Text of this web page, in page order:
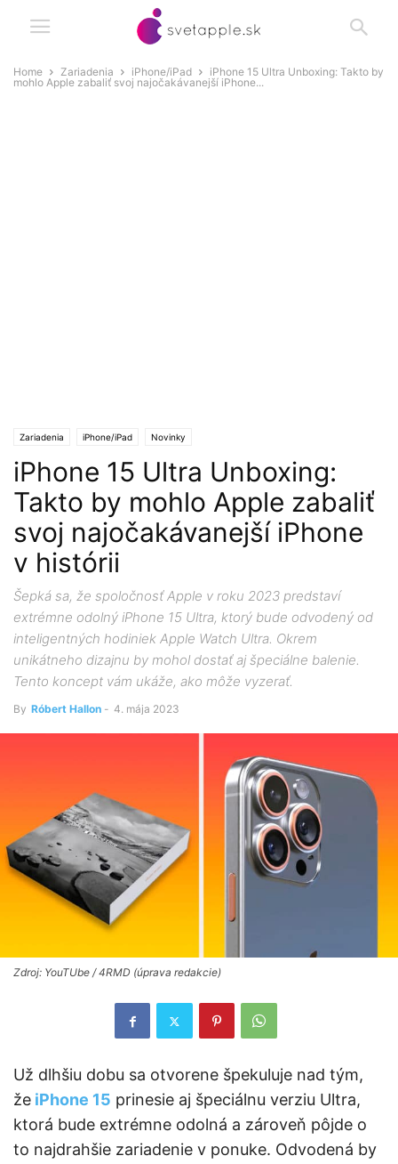
Home Zariadenia iPhone/iPad
iPhone 15 Ultra Unboxing: Takto by
mohlo Apple zabaliť svoj najočakávanejší iPhone...
Zariadenia iPhone/iPad Novinky
iPhone 15 Ultra Unboxing:
Takto by mohlo Apple zabaliť
svoj najočakávanejší iPhone
v histórii
Šepká sa, že spoločnosť Apple v roku 2023 predstaví
extrémne odolný iPhone 15 Ultra, ktorý bude odvodený od
inteligentných hodiniek Apple Watch Ultra. Okrem
unikátneho dizajnu by mohol dostať aj špeciálne balenie.
Tento koncept vám ukáže, ako môže vyzerať.
By Róbert Hallon - 4. mája 2023
Zdroj: YouTUbe / 4RMD (úprava redakcie)
Už dlhšiu dobu sa otvorene špekuluje nad tým,
že iPhone 15 prinesie aj špeciálnu verziu Ultra,
ktorá bude extrémne odolná a zároveň pôjde o
to najdrahšie zariadenie v ponuke. Odvodená by